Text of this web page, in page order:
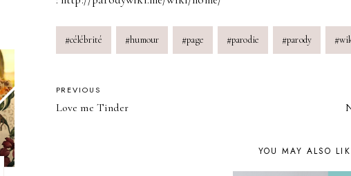
Post
Tags:
#célébrité #humour #page #parodie #parody #
POST
PREVIOUS
Love me Tinder
YOU MAY ALSO